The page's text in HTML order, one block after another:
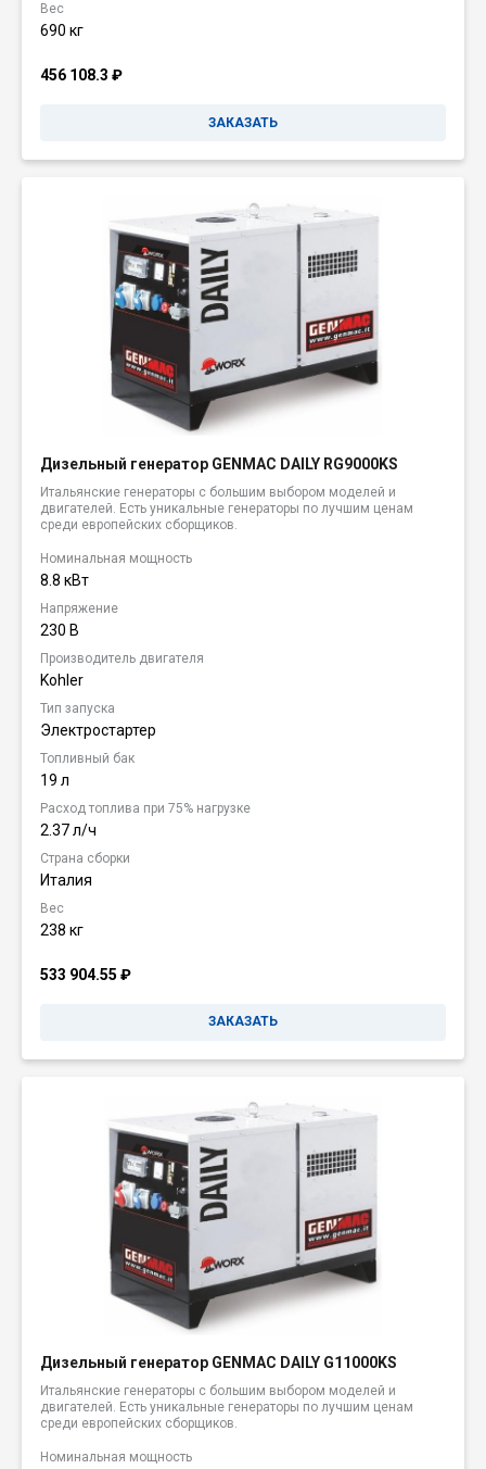
Вес
690 кг
456 108.3 ₽
ЗАКАЗАТЬ
Дизельный генератор GENMAC DAILY RG9000KS
Итальянские генераторы с большим выбором моделей и
двигателей. Есть уникальные генераторы по лучшим ценам
среди европейских сборщиков.
Номинальная мощность
8.8 кВт
Напряжение
230 В
Производитель двигателя
Kohler
Тип запуска
Электростартер
Топливный бак
19 л
Расход топлива при 75% нагрузке
2.37 л/ч
Страна сборки
Италия
Вес
238 кг
533 904.55 ₽
ЗАКАЗАТЬ
Дизельный генератор GENMAC DAILY G11000KS
Итальянские генераторы с большим выбором моделей и
двигателей. Есть уникальные генераторы по лучшим ценам
среди европейских сборщиков.
Номинальная мощность